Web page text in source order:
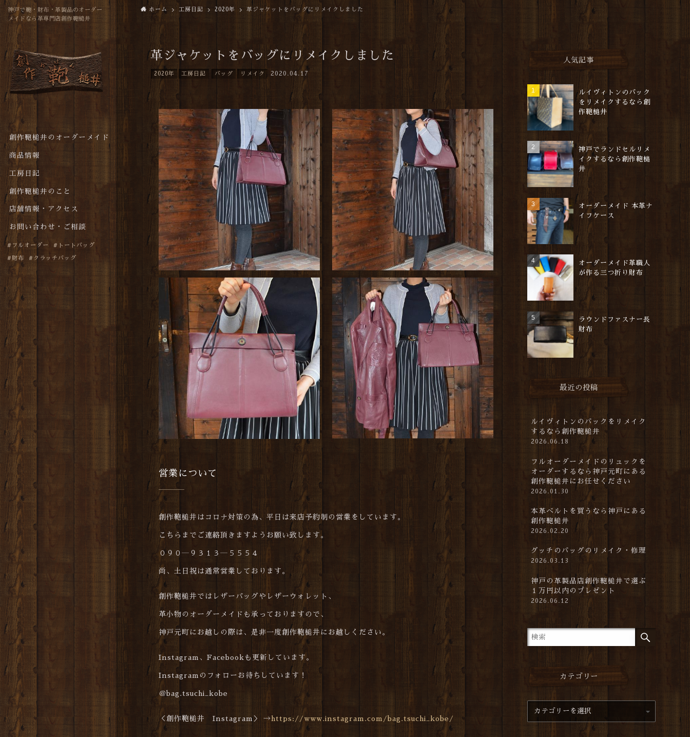
神戸で鞄・財布・革製品のオーダー
メイドなら革専門店創作鞄槌井
創作鞄槌井のオーダーメイド
商品情報
工房日記
創作鞄槌井のこと
店舗情報・アクセス
お問い合わせ・ご相談
フルオーダー トートバッグ
財布 クラッチバッグ
ホーム 工房日記 2020年 革ジャケットをバッグにリメイクしました
革ジャケットをバッグにリメイクしました
2020年 工房日記 バッグ リメイク 2020.04.17
営業について
創作鞄槌井はコロナ対策の為、平日は来店予約制の営業をしています。
こちらまでご連絡頂きますようお願い致します。
０９０―９３１３―５５５４
尚、土日祝は通常営業しております。
創作鞄槌井ではレザーバッグやレザーウォレット、
革小物のオーダーメイドも承っておりますので、
神戸元町にお越しの際は、是非一度創作鞄槌井にお越しください。
Instagram、Facebookも更新しています。
Instagramのフォローお待ちしています！
＠bag.tsuchi_kobe
＜創作鞄槌井 Instagram＞ → https://www.instagram.com/bag.tsuchi_kobe/
人気記事
ルイヴィトンのバック
をリメイクするなら創
作鞄槌井
神戸でランドセルリメ
イクするなら創作鞄槌
井
オーダーメイド 本革ナ
イフケース
オーダーメイド革職人
が作る三つ折り財布
ラウンドファスナー長
財布
最近の投稿
ルイヴィトンのバックをリメイク
するなら創作鞄槌井
2026.06.18
フルオーダーメイドのリュックを
オーダーするなら神戸元町にある
創作鞄槌井にお任せください
2026.01.30
本革ベルトを買うなら神戸にある
創作鞄槌井
2026.02.20
グッチのバッグのリメイク・修理
2026.03.13
神戸の革製品店創作鞄槌井で選ぶ
１万円以内のプレゼント
2026.06.12
カテゴリー